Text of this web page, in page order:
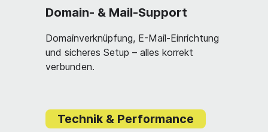
Domainverknüpfung, E-Mail-Einrichtung
und sicheres Setup – alles korrekt
verbunden.
Domain- & Mail-Support
Technik & Performance